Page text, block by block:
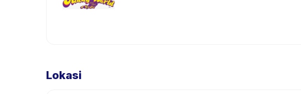
Lokasi